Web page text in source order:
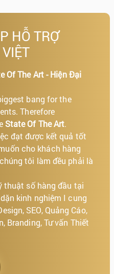
HỖ TRỢ
Of The Art - Hiện Đại
bang for the
Therefore
State Of The Art.
đạt được kết quả tốt
cho khách hàng
tôi làm đều phải là
thuật số hàng đầu tại
kinh nghiệm I cung
SEO, Quảng Cáo,
Branding, Tư vấn Thiết